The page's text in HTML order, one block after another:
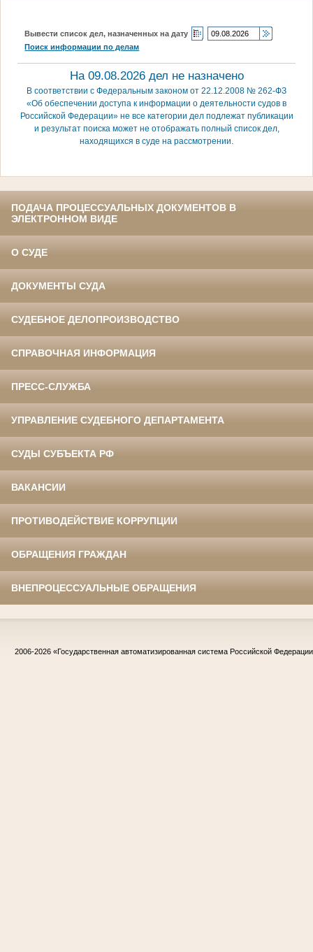
Вывести список дел, назначенных на дату
Поиск информации по делам
На 09.08.2026 дел не назначено
В соответствии с Федеральным законом от 22.12.2008 № 262-ФЗ
«Об обеспечении доступа к информации о деятельности судов в
Российской Федерации» не все категории дел подлежат публикации
и результат поиска может не отображать полный список дел,
находящихся в суде на рассмотрении.
ПОДАЧА ПРОЦЕССУАЛЬНЫХ ДОКУМЕНТОВ В
ЭЛЕКТРОННОМ ВИДЕ
О СУДЕ
ДОКУМЕНТЫ СУДА
СУДЕБНОЕ ДЕЛОПРОИЗВОДСТВО
СПРАВОЧНАЯ ИНФОРМАЦИЯ
ПРЕСС-СЛУЖБА
УПРАВЛЕНИЕ СУДЕБНОГО ДЕПАРТАМЕНТА
СУДЫ СУБЪЕКТА РФ
ВАКАНСИИ
ПРОТИВОДЕЙСТВИЕ КОРРУПЦИИ
ОБРАЩЕНИЯ ГРАЖДАН
ВНЕПРОЦЕССУАЛЬНЫЕ ОБРАЩЕНИЯ
2006-2026 «Государственная автоматизированная система Российской